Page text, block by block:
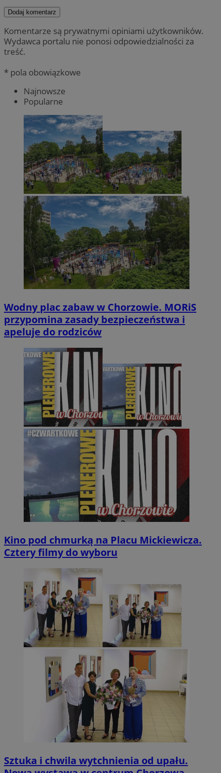
Dodaj komentarz
Komentarze są prywatnymi opiniami użytkowników.
Wydawca portalu nie ponosi odpowiedzialności za
treść.
* pola obowiązkowe
Najnowsze
Popularne
Wodny plac zabaw w Chorzowie. MORiS
przypomina zasady bezpieczeństwa i
apeluje do rodziców
Kino pod chmurką na Placu Mickiewicza.
Cztery filmy do wyboru
Sztuka i chwila wytchnienia od upału.